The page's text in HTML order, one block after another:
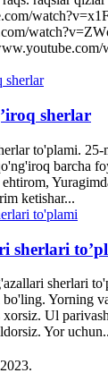
sherlar
to'plami.
barcha
ketishar...
sherlari
sherlari
Yorning
Ul
Yor